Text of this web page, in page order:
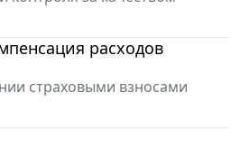
расходов
страховыми взносами